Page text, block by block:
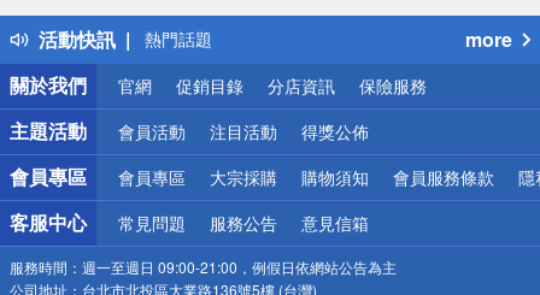
活動快訊
得獎公告
熱門話題
銀行優惠
偏遠地區配送
詐騙網頁！請小心！
more
關於我們
官網 促銷目錄 分店資訊 保險服務
主題活動 會員活動 注目活動 得獎公佈
會員專區 會員專區 大宗採購 購物須知 會員服務條款 隱
客服中心 常見問題 服務公告 意見信箱
服務時間： 週一至週日 09:00-21:00，例假日依網站公告為主
公司地址： 台北市北投區大業路136號5樓 (台灣)